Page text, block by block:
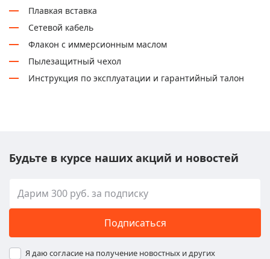
Плавкая вставка
Сетевой кабель
Флакон с иммерсионным маслом
Пылезащитный чехол
Инструкция по эксплуатации и гарантийный талон
Будьте в курсе наших акций и новостей
Подписаться
Я даю согласие на получение новостных и других